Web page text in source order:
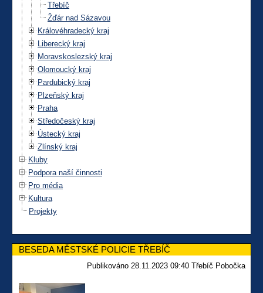
Třebíč
Žďár nad Sázavou
Královéhradecký kraj
Liberecký kraj
Moravskoslezský kraj
Olomoucký kraj
Pardubický kraj
Plzeňský kraj
Praha
Středočeský kraj
Ústecký kraj
Zlínský kraj
Kluby
Podpora naší činnosti
Pro média
Kultura
Projekty
BESEDA MĚSTSKÉ POLICIE TŘEBÍČ
Publikováno 28.11.2023 09:40 Třebíč Pobočka